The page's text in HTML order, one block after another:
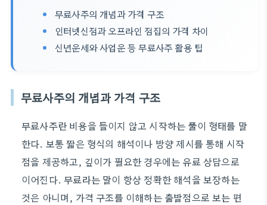
무료사주의 개념과 가격 구조
인터넷신점과 오프라인 점집의 가격 차이
신년운세와 사업운 등 무료사주 활용 팁
무료사주의 개념과 가격 구조
무료사주란 비용을 들이지 않고 시작하는 풀이 형태를 말
한다. 보통 짧은 형식의 해석이나 방향 제시를 통해 시작
점을 제공하고, 깊이가 필요한 경우에는 유료 상담으로
이어진다. 무료라는 말이 항상 정확한 해석을 보장하는
것은 아니며, 가격 구조를 이해하는 출발점으로 보는 편